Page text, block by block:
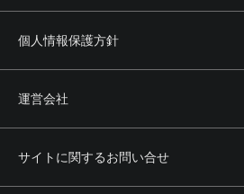
個人情報保護方針
運営会社
サイトに関するお問い合せ